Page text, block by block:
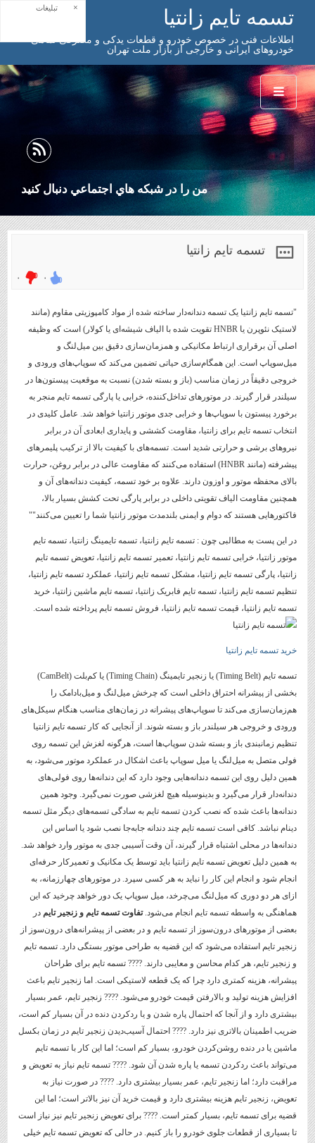
تسمه تایم زانتیا
اطلاعات فنی در خصوص خودرو و قطعات یدکی و مصرفی تمامی
خودروهای ایرانی و خارجی از بازار ملت تهران
من را در شبكه هاي اجتماعي دنبال كنيد
تسمه تایم زانتیا
۰ ۰
"تسمه تایم زانتیا یک تسمه دندانه‌دار ساخته شده از مواد کامپوزیتی مقاوم (مانند
لاستیک نئوپرن یا HNBR تقویت شده با الیاف شیشه‌ای یا کولار) است که وظیفه
اصلی آن برقراری ارتباط مکانیکی و همزمان‌سازی دقیق بین میل‌لنگ و
میل‌سوپاپ است. این همگام‌سازی حیاتی تضمین می‌کند که سوپاپ‌های ورودی و
خروجی دقیقاً در زمان مناسب (باز و بسته شدن) نسبت به موقعیت پیستون‌ها در
سیلندر قرار گیرند. در موتورهای تداخل‌کننده، خرابی یا پارگی تسمه تایم منجر به
برخورد پیستون با سوپاپ‌ها و خرابی جدی موتور زانتیا خواهد شد. عامل کلیدی در
انتخاب تسمه تایم برای زانتیا، مقاومت کششی و پایداری ابعادی آن در برابر
نیروهای برشی و حرارتی شدید است. تسمه‌های با کیفیت بالا از ترکیب پلیمرهای
پیشرفته (مانند HNBR) استفاده می‌کنند که مقاومت عالی در برابر روغن، حرارت
بالای محفظه موتور و اوزون دارند. علاوه بر خود تسمه، کیفیت دندانه‌های آن و
همچنین مقاومت الیاف تقویتی داخلی در برابر پارگی تحت کشش بسیار بالا،
فاکتورهایی هستند که دوام و ایمنی بلندمدت موتور زانتیا شما را تعیین می‌کنند""
در این پست به مطالبی چون : تسمه تایم زانتیا، تسمه تایمینگ زانتیا، تسمه تایم
موتور زانتیا، خرابی تسمه تایم زانتیا، تعمیر تسمه تایم زانتیا، تعویض تسمه تایم
زانتیا، پارگی تسمه تایم زانتیا، مشکل تسمه تایم زانتیا، عملکرد تسمه تایم زانتیا،
تنظیم تسمه تایم زانتیا، تسمه تایم فابریک زانتیا، تسمه تایم ماشین زانتیا، خرید
تسمه تایم زانتیا، قیمت تسمه تایم زانتیا، فروش تسمه تایم پرداخته شده است.
خرید تسمه تایم زانتیا
تسمه تایم (Timing Belt) یا زنجیر تایمینگ (Timing Chain) یا کم‌بلت (CamBelt)
بخشی از پیشرانه احتراق داخلی است که چرخش میل‌لنگ و میل‌بادامک را
هم‌زمان‌سازی می‌کند تا سوپاپ‌های پیشرانه در زمان‌های مناسب هنگام سیکل‌های
ورودی و خروجی هر سیلندر باز و بسته شوند. از آنجایی که کار تسمه تایم زانتیا
تنظیم زمانبندی باز و بسته شدن سوپاپ‌ها است، هرگونه لغزش این تسمه روی
فولی متصل به میل‌لنگ یا میل سوپاپ باعث اشکال در عملکرد موتور می‌شود، به
همین دلیل روی این تسمه دندانه‌هایی وجود دارد که این دندانه‌ها روی فولی‌های
دندانه‌دار قرار می‌گیرد و بدینوسیله هیچ لغزشی صورت نمی‌گیرد. وجود همین
دندانه‌ها باعث شده که نصب کردن تسمه تایم به سادگی تسمه‌های دیگر مثل تسمه
دینام نباشد. کافی است تسمه تایم چند دندانه جابه‌جا نصب شود یا اساس این
دندانه‌ها در محلی اشتباه قرار گیرند، آن وقت آسیبی جدی به موتور وارد خواهد شد.
به همین دلیل تعویض تسمه تایم زانتیا باید توسط یک مکانیک و تعمیرکار حرفه‌ای
انجام شود و انجام این کار را نباید به هر کسی سپرد. در موتورهای چهارزمانه، به
ازای هر دو دوری که میل‌لنگ می‌چرخد، میل‌ سوپاپ یک دور خواهد چرخید که این
هماهنگی به واسطه تسمه تایم انجام می‌شود.تفاوت تسمه تایم و زنجیر تایم در
بعضی از موتورهای درون‌سوز از تسمه تایم و در بعضی از پیشرانه‌های درون‌سوز از
زنجیر تایم استفاده می‌شود که این قضیه به طراحی موتور بستگی دارد. تسمه تایم
و زنجیر تایم، هر کدام محاسن و معایبی دارند. ???? تسمه تایم برای طراحان
پیشرانه، هزینه کمتری دارد چرا که یک قطعه لاستیکی است. اما زنجیر تایم باعث
افزایش هزینه تولید و بالارفتن قیمت خودرو می‌شود. ???? زنجیر تایم، عمر بسیار
بیشتری دارد و از آنجا که احتمال پاره شدن و یا ردکردن دنده در آن بسیار کم است،
ضریب اطمینان بالاتری نیز دارد. ???? احتمال آسیب‌دیدن زنجیر تایم در زمان بکسل
ماشین یا در دنده روشن‌کردن خودرو، بسیار کم است؛ اما این کار با تسمه تایم
می‌تواند باعث ردکردن تسمه یا پاره شدن آن شود. ???? تسمه تایم نیاز به تعویض و
مراقبت دارد؛ اما زنجیر تایم، عمر بسیار بیشتری دارد. ???? در صورت نیاز به
تعویض، زنجیر تایم هزینه بیشتری دارد و قیمت خرید آن نیز بالاتر است؛ اما این
قضیه برای تسمه تایم، بسیار کمتر است. ???? برای تعویض زنجیر تایم نیز نیاز است
تا بسیاری از قطعات جلوی خودرو را باز کنیم. در حالی که تعویض تسمه تایم خیلی
تبلیغات ×